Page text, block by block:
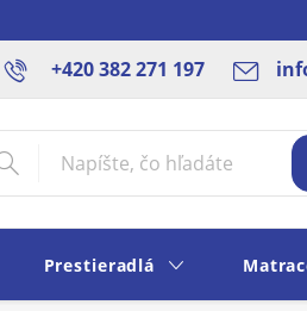
+420 382 271 197
Blog Rady a tipy
Prestieradlá